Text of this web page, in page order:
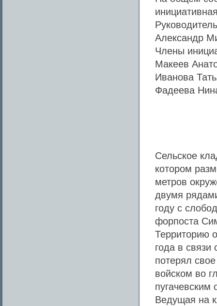
Александр
Члены
Макеев
Иванова
Фадеева
Сельское
котором
метров
двумя
году с
форпоста
Территорию
года в
потерял
войском во
Ведущая на